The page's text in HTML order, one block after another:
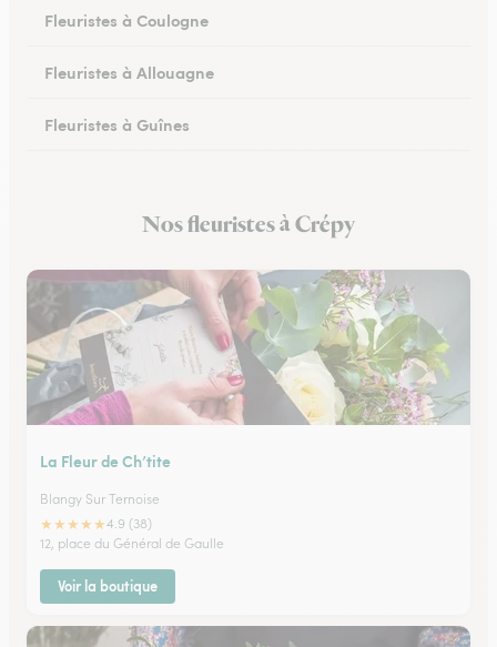
Fleuristes à Coulogne
Fleuristes à Allouagne
Fleuristes à Guînes
Fleuristes à Rang-du-Fliers
Nos fleuristes à Crépy
La Fleur de Ch’tite
Blangy Sur Ternoise
★★★★★4.9 (38)
12, place du Général de Gaulle
Voir la boutique